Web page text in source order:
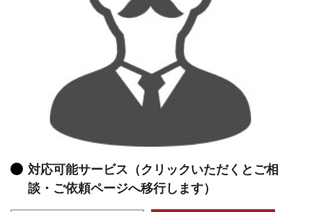
対応可能サービス（クリックいただくとご相
談・ご依頼ページへ移行します）